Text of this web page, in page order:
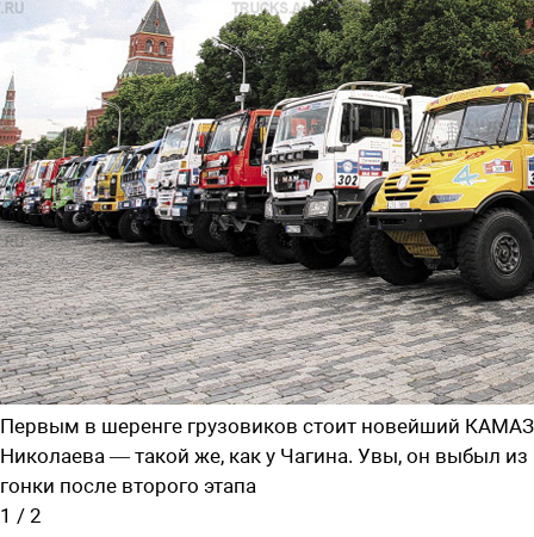
Первым в шеренге грузовиков стоит новейший КАМАЗ
Николаева — такой же, как у Чагина. Увы, он выбыл из
гонки после второго этапа
1 / 2